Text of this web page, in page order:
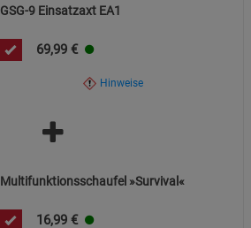
GSG-9 Einsatzaxt EA1
69,99 €
Hinweise
Multifunktionsschaufel »Survival«
16,99 €